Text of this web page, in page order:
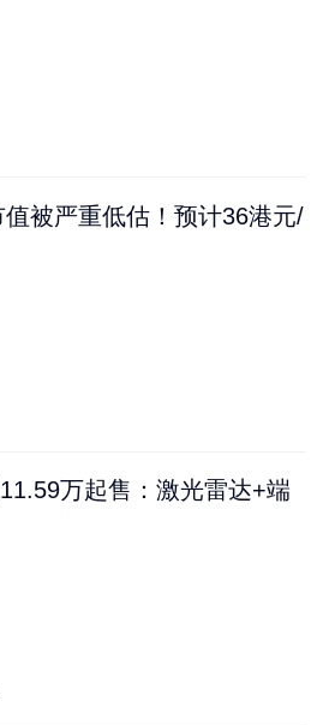
被严重低估！预计36港元/
万起售：激光雷达+端